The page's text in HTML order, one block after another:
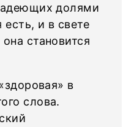
долями
и в свете
становится
в
слова.